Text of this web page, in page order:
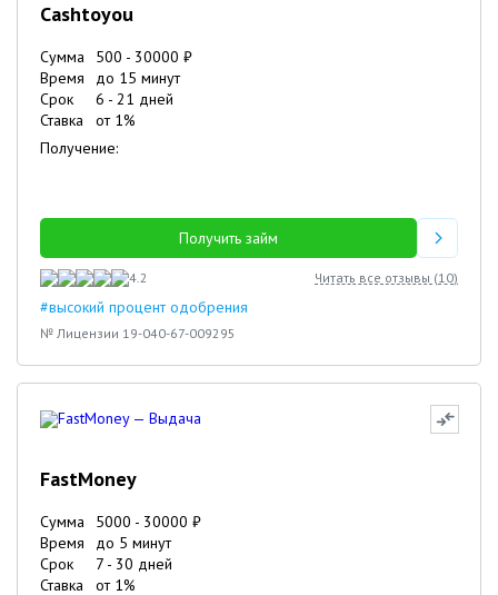
Cashtoyou
Сумма 500 - 30000 ₽
Время
до 15 минут
Срок
6 - 21 дней
Ставка
от 1%
Получение:
Получить займ
4.2 Читать все отзывы (10)
#высокий процент одобрения
№ Лицензии 19-040-67-009295
FastMoney
Сумма 5000 - 30000 ₽
Время
до 5 минут
Срок
7 - 30 дней
Ставка
от 1%